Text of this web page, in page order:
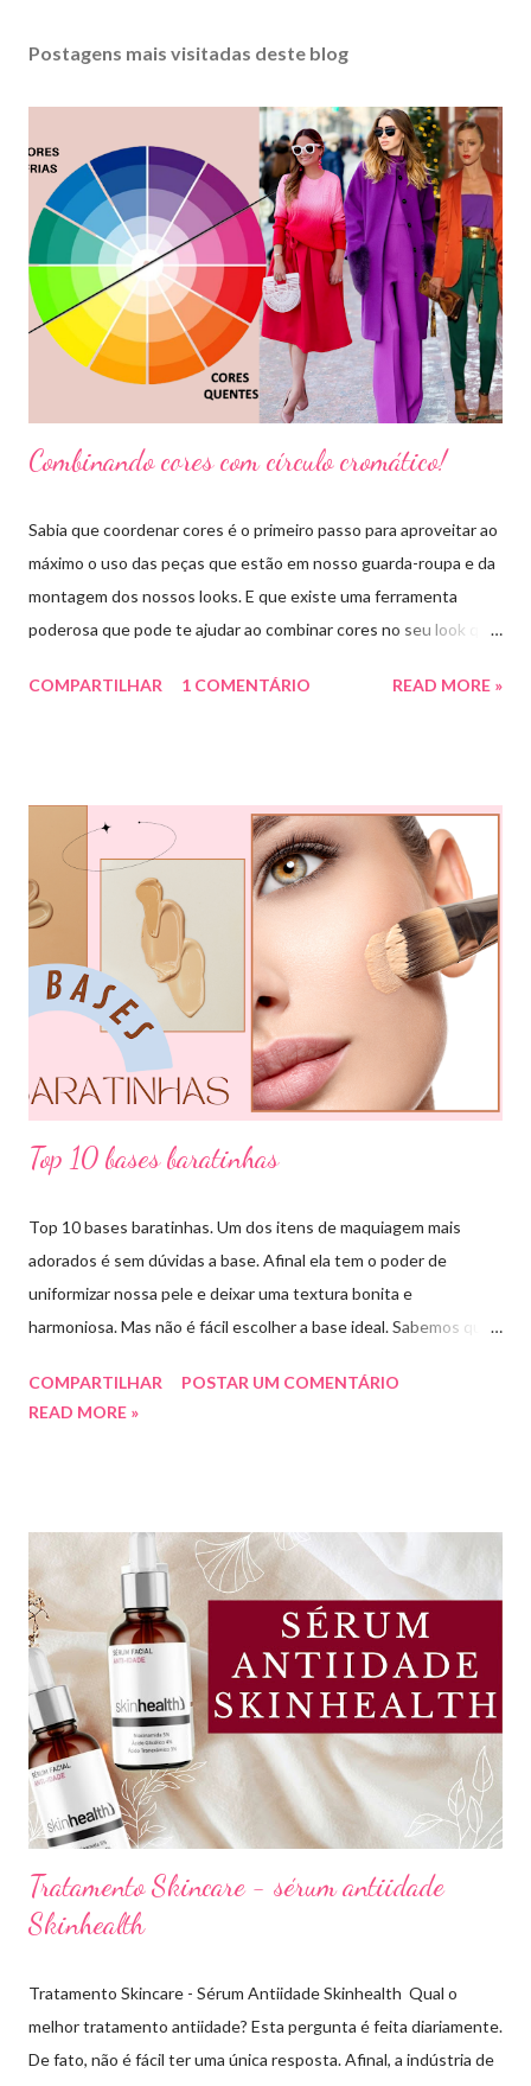
Postagens mais visitadas deste blog
Combinando cores com círculo cromático!
Sabia que coordenar cores é o primeiro passo para aproveitar ao
máximo o uso das peças que estão em nosso guarda-roupa e da
montagem dos nossos looks. E que existe uma ferramenta
poderosa que pode te ajudar ao combinar cores no seu look que
divido em 12 pedaços, onde cada um pedaço apresenta uma cor,
para nossos looks criando produções incríveis. Essa ferramenta
é super usada por profissionais da moda, porém qualquer pessoa
pode usar e garanto pra vocês que ajuda muitooo! Bora conferir
algumas das combinações de cores que podemos fazer com o
círculo cromático: COMBINAÇÃO MONOCROMÁTICA: uma
única cor ou a combinação de tom sobre tom (entre variação de
claro e escuro dessa mesma cor). COMBINAÇÃO ANÁLOGA:
COMPARTILHAR 1 COMENTÁRIO READ MORE »
Top 10 bases baratinhas
Top 10 bases baratinhas. Um dos itens de maquiagem mais
adorados é sem dúvidas a base. Afinal ela tem o poder de
uniformizar nossa pele e deixar uma textura bonita e
harmoniosa. Mas não é fácil escolher a base ideal. Sabemos que
hoje eu trouxe uma top lista com 10 bases nacionais com ótimo
Lima. Compartilhando dicas de produtos, resenhas, rotinas de
beleza, bem-estar e autoestima. TOP 10 BASES BARATINHAS
Escolher uma boa base para a maquiagem não é algo tão simples.
Afinal temos que avaliar para qual tipo de pele, tonalidade,
subtom, ativos (se for o caso) e ainda o preço. Neste vídeo do
meu canal mostrei como vocês podem comprar uma base sem
errar na cor. É um site que tem salvado minha vida,...
COMPARTILHAR
POSTAR UM COMENTÁRIO
READ MORE »
Tratamento Skincare - sérum antiidade
Skinhealth
Tratamento Skincare - Sérum Antiidade Skinhealth Qual o
melhor tratamento antiidade? Esta pergunta é feita diariamente.
De fato, não é fácil ter uma única resposta. Afinal, a indústria de